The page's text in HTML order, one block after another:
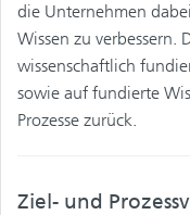
die Unternehmen
Wissen zu verbessern.
wissenschaftlich
sowie auf fundierte
Prozesse zurück.
Ziel- und